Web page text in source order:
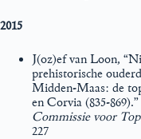
2015
J(oz)ef van Loon,
prehistorische
Midden-Maas: de
en Corvia (835-869).”
Commissie voor
227